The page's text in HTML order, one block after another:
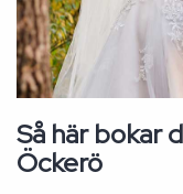
Så här bokar
Öckerö